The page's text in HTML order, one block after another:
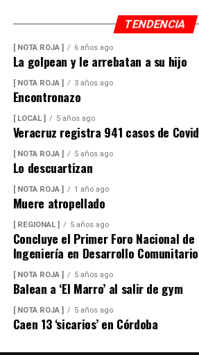
TENDENCIA
[ NOTA ROJA ] 6 años ago
La golpean y le arrebatan a su hijo
[ NOTA ROJA ] 3 años ago
Encontronazo
[ LOCAL ] 5 años ago
Veracruz registra 941 casos de Covid
[ NOTA ROJA ] 5 años ago
Lo descuartizan
[ NOTA ROJA ] 1 año ago
Muere atropellado
[ REGIONAL ] 5 años ago
Concluye el Primer Foro Nacional de
Ingeniería en Desarrollo Comunitario
[ NOTA ROJA ] 5 años ago
Balean a ‘El Marro’ al salir de gym
[ NOTA ROJA ] 5 años ago
Caen 13 ‘sicarios’ en Córdoba